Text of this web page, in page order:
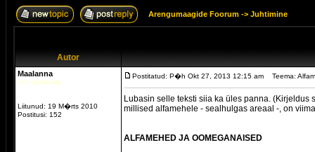
Arengumaagide Foorum -> Juhtimine
Autor
Maalanna
Arengumaag
Liitunud: 19 M�rts 2010
Postitusi: 152
Postitatud: P�h Okt 27, 2013 12:15 am Teema:
Lubasin selle teksti siia ka üles panna.
millised alfamehele - sealhulgas areaal -, on
ALFAMEHED JA OOMEGANAISED